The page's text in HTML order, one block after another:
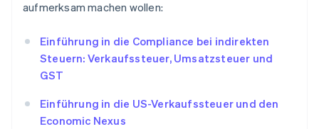
aufmerksam machen wollen:
Einführung in die Compliance bei indirekten
Steuern: Verkaufssteuer, Umsatzsteuer und
GST
Einführung in die US-Verkaufssteuer und den
Economic Nexus